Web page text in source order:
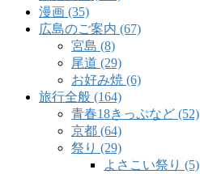
漫画 (35)
広島のご案内 (67)
宮島 (8)
尾道 (29)
お好み焼 (6)
旅行全般 (164)
青春18きっぷなど (52)
京都 (64)
祭り (29)
よさこい祭り (5)